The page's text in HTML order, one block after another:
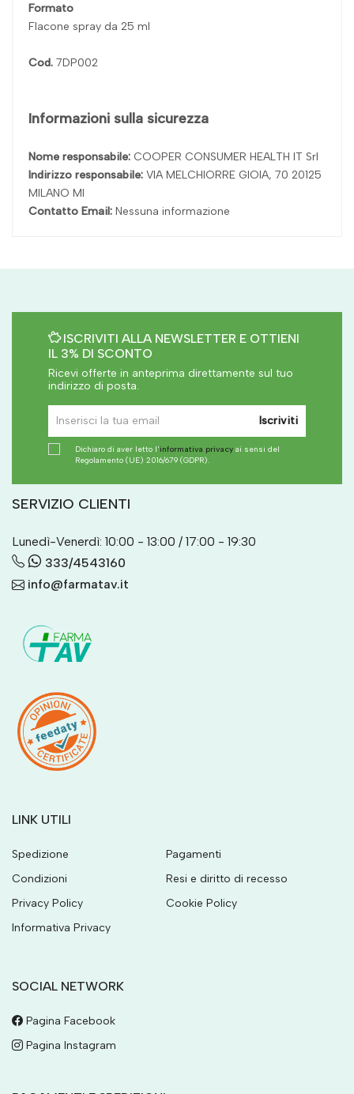
Formato
Flacone spray da 25 ml
Cod. 7DP002
Informazioni sulla sicurezza
Nome responsabile: COOPER CONSUMER HEALTH IT Srl
Indirizzo responsabile: VIA MELCHIORRE GIOIA, 70 20125
MILANO MI
Contatto Email: Nessuna informazione
ISCRIVITI ALLA NEWSLETTER E OTTIENI
IL 3% DI SCONTO
Ricevi offerte in anteprima direttamente sul tuo
indirizzo di posta.
Iscriviti
Dichiaro di aver letto l'informativa privacy ai sensi del
Regolamento (UE) 2016/679 (GDPR).
SERVIZIO CLIENTI
Lunedì-Venerdì: 10:00 - 13:00 / 17:00 - 19:30
333/4543160
info@farmatav.it
LINK UTILI
Spedizione
Pagamenti
Condizioni
Resi e diritto di recesso
Privacy Policy
Cookie Policy
Informativa Privacy
SOCIAL NETWORK
Pagina Facebook
Pagina Instagram